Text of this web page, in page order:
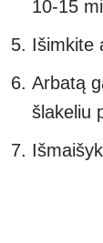
10-15
Išimkite
Arbatą
šlakeliu